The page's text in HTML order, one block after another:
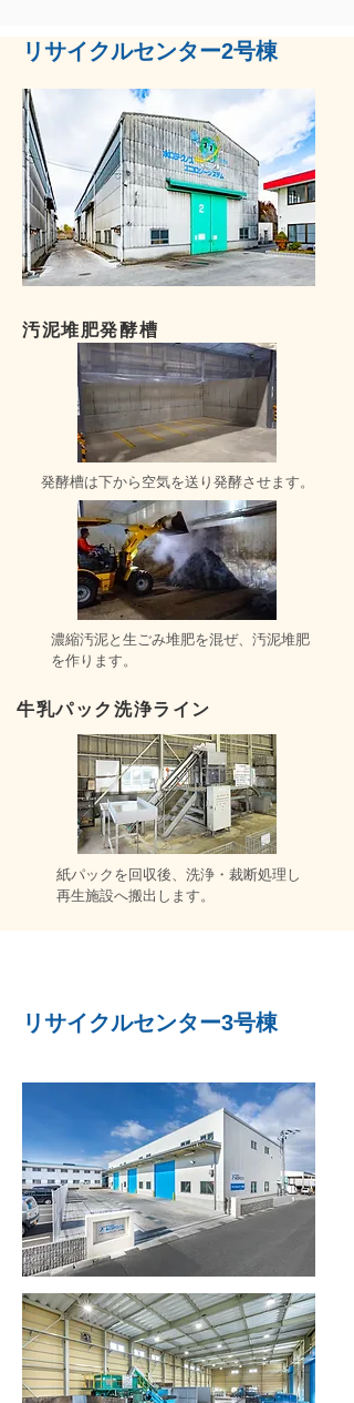
リサイクルセンター2号棟
​汚泥堆肥発酵槽
​発酵槽は下から空気を送り発酵させます。
濃縮汚泥と生ごみ堆肥を混ぜ、汚泥堆肥
を作ります。
牛乳パック洗浄ライン
紙パックを回収後、洗浄・裁断処理し
再生施設へ搬出します。
リサイクルセンター3号棟